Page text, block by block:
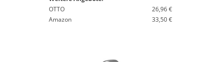
OTTO
26,96 €
Amazon
33,50 €